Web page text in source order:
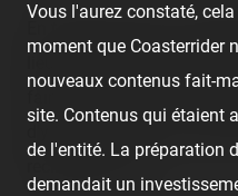
Vous l'aurez constaté,
moment que Coasterrider
nouveaux contenus fait-
site. Contenus qui étaient
de l'entité. La préparation
demandait un